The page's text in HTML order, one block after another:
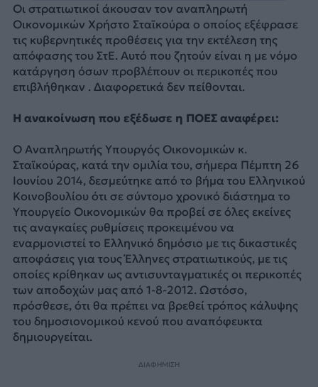
Οι στρατιωτικοί άκουσαν τον αναπληρωτή
Οικονομικών Χρήστο Σταϊκούρα ο οποίος εξέφρασε
τις κυβερνητικές προθέσεις για την εκτέλεση της
απόφασης του ΣτΕ. Αυτό που ζητούν είναι η με νόμο
κατάργηση όσων προβλέπουν οι περικοπές που
επιβλήθηκαν . Διαφορετικά δεν πείθονται.
Η ανακοίνωση που εξέδωσε η ΠΟΕΣ αναφέρει:
Ο Αναπληρωτής Υπουργός Οικονομικών κ.
Σταϊκούρας, κατά την ομιλία του, σήμερα Πέμπτη 26
Ιουνίου 2014, δεσμεύτηκε από το βήμα του Ελληνικού
Κοινοβουλίου ότι σε σύντομο χρονικό διάστημα το
Υπουργείο Οικονομικών θα προβεί σε όλες εκείνες
τις αναγκαίες ρυθμίσεις προκειμένου να
εναρμονιστεί το Ελληνικό δημόσιο με τις δικαστικές
αποφάσεις για τους Έλληνες στρατιωτικούς, με τις
οποίες κρίθηκαν ως αντισυνταγματικές οι περικοπές
των αποδοχών μας από 1-8-2012. Ωστόσο,
πρόσθεσε, ότι θα πρέπει να βρεθεί τρόπος κάλυψης
του δημοσιονομικού κενού που αναπόφευκτα
δημιουργείται.
ΔΙΑΦΗΜΙΣΗ